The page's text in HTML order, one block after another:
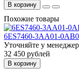
В корзину
Похожие товары
6ES7460-3AA01-
Уточняйте у
32 450 рублей
В корзину